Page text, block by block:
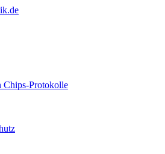
Chips-Protokolle